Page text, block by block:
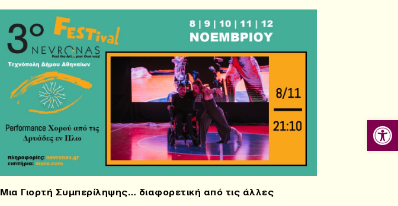
Μια Γιορτή Συμπερίληψης… διαφορετική από τις άλλες